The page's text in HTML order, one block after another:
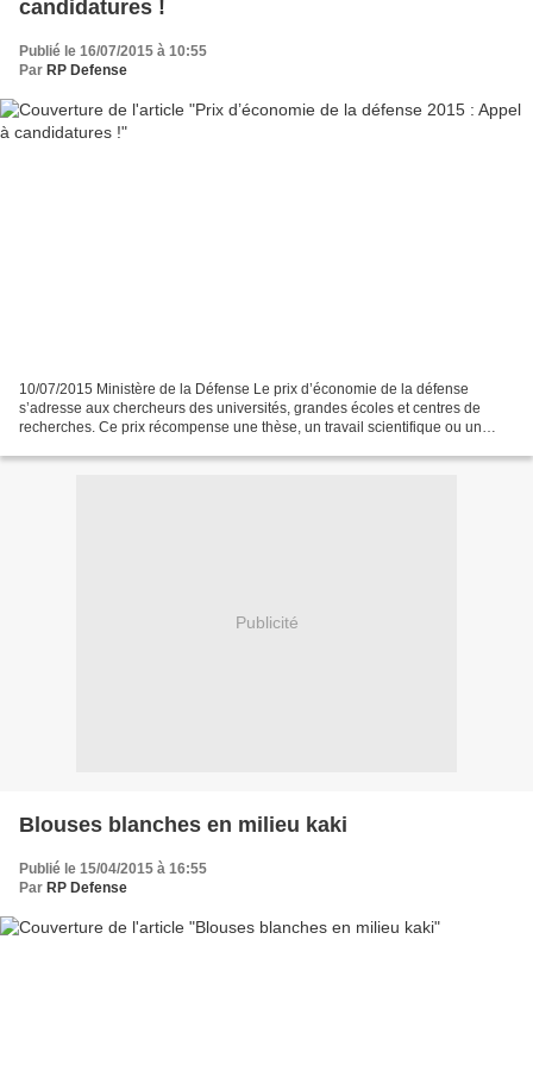
candidatures !
Publié le 16/07/2015 à 10:55
Par RP Defense
10/07/2015 Ministère de la Défense Le prix d’économie de la défense
s’adresse aux chercheurs des universités, grandes écoles et centres de
recherches. Ce prix récompense une thèse, un travail scientifique ou un
Publicité
Blouses blanches en milieu kaki
Publié le 15/04/2015 à 16:55
Par RP Defense